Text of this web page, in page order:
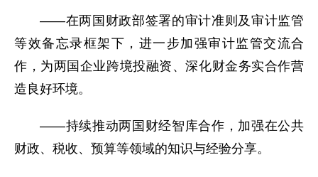
——在两国财政部签署的审计准则及审计监管
等效备忘录框架下，进一步加强审计监管交流合
作，为两国企业跨境投融资、深化财金务实合作营
造良好环境。
——持续推动两国财经智库合作，加强在公共
财政、税收、预算等领域的知识与经验分享。